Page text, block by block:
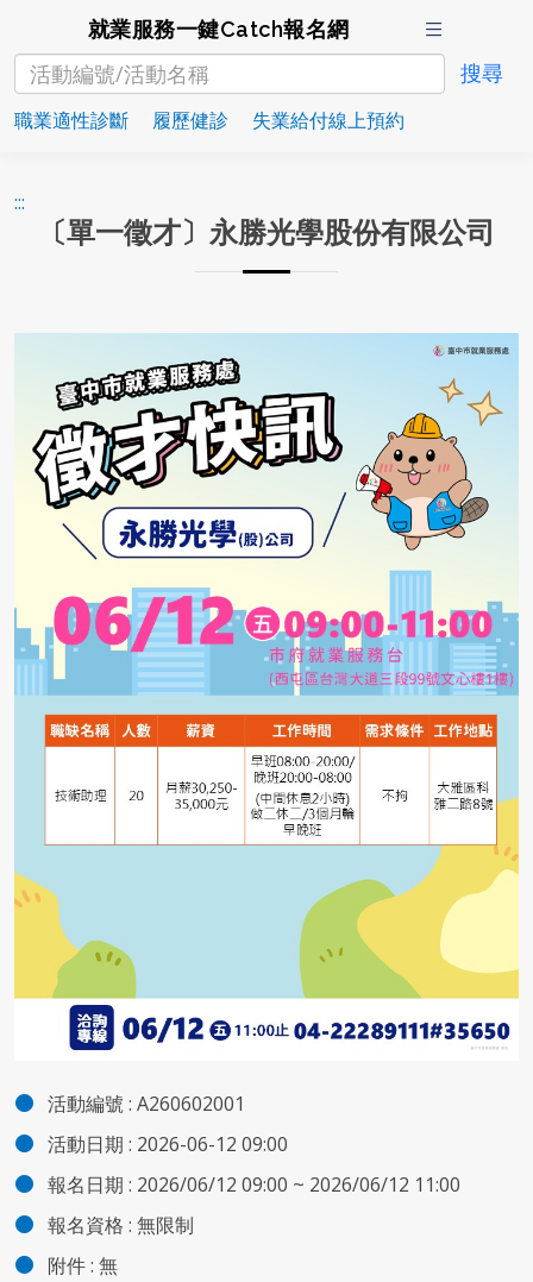
就業服務一鍵Catch報名網
職業適性診斷 履歷健診 失業給付線上預約
:::
〔單一徵才〕永勝光學股份有限公司
活動編號 : A260602001
活動日期 : 2026-06-12 09:00
報名日期 : 2026/06/12 09:00 ~ 2026/06/12 11:00
報名資格 : 無限制
附件: 無